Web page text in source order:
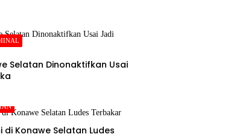
Selatan Dinonaktifkan Usai
di Konawe Selatan Ludes